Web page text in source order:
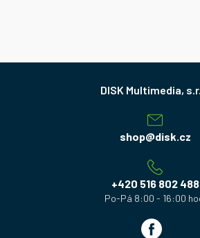
shop@disk.cz
+420 516 802 488